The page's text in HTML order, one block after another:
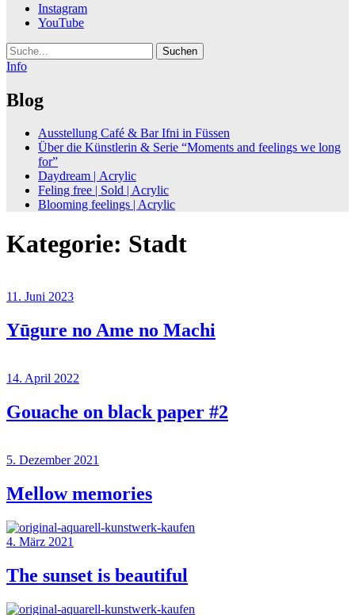
Instagram
YouTube
Suche
Info
Blog
Ausstellung Café & Bar Ifni in Füssen
Über die Künstlerin & Serie “Moments and feelings we long
for”
Daydream | Acrylic
Feling free | Sold | Acrylic
Blooming feelings | Acrylic
Kategorie: Stadt
11. Juni 2023
Yūgure no Ame no Machi
14. April 2022
Gouache on black paper #2
5. Dezember 2021
Mellow memories
4. März 2021
The sunset is beautiful